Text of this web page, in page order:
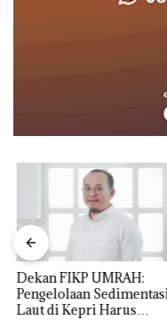
Dekan FIKP UMRAH:
Pengelolaan Sedimentasi
Laut di Kepri Harus